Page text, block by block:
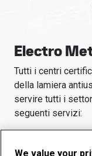
Electro
Tutti i centri
della lamiera
servire tutti i
seguenti servizi:
We value your